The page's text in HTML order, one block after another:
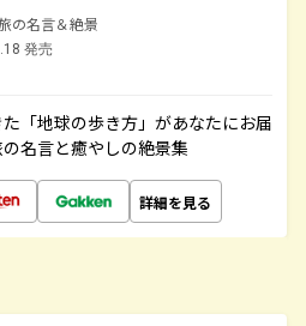
の名言＆絶景
発売
「地球の歩き方」があなたにお届
名言と癒やしの絶景集
詳細を見る